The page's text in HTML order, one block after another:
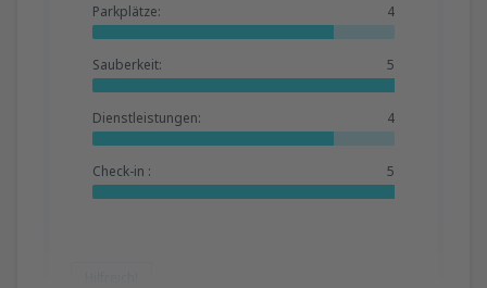
Parkplätze: 4
Sauberkeit: 5
Dienstleistungen: 4
Check-in : 5